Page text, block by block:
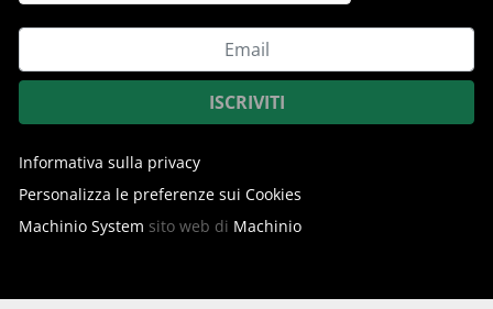
ISCRIVITI
Informativa sulla privacy
Personalizza le preferenze sui Cookies
Machinio System sito web di Machinio